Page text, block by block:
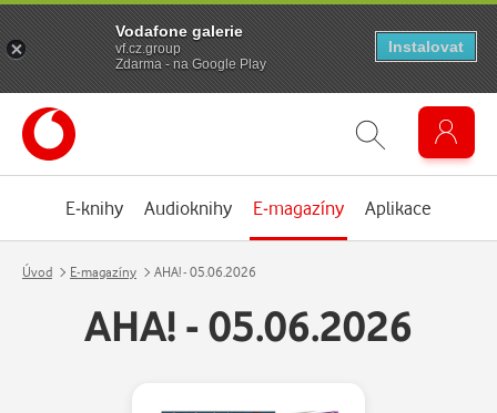
E-knihy Audioknihy E-magazíny Aplikace
Úvod E-magazíny AHA! - 05.06.2026
AHA! - 05.06.2026
Vodafone galerie
vf.cz.group
Zdarma - na Google Play
Instalovat